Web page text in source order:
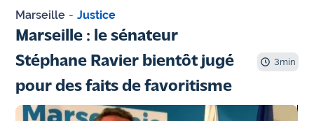
Martigues
de Berre
Marseille
- Aix
Marseille - Justice
Marseille : le sénateur
Stéphane Ravier bientôt jugé
pour des faits de favoritisme
3min